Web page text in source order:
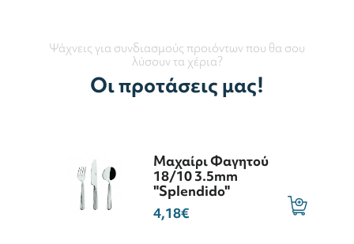
Ψάχνεις για συνδιασμούς προιόντων που θα σου
λύσουν τα χέρια?
Οι προτάσεις μας!
Μαχαίρι Φαγητού
18/10 3.5mm
"Splendido"
4,18€